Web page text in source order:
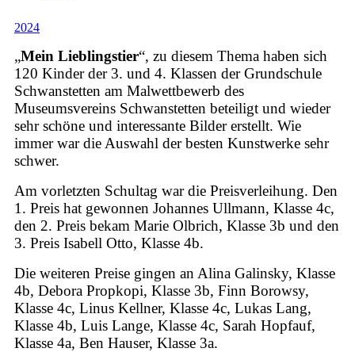
2024
„Mein Lieblingstier“, zu diesem Thema haben sich
120 Kinder der 3. und 4. Klassen der Grundschule
Schwanstetten am Malwettbewerb des
Museumsvereins Schwanstetten beteiligt und wieder
sehr schöne und interessante Bilder erstellt. Wie
immer war die Auswahl der besten Kunstwerke sehr
schwer.
Am vorletzten Schultag war die Preisverleihung. Den
1. Preis hat gewonnen Johannes Ullmann, Klasse 4c,
den 2. Preis bekam Marie Olbrich, Klasse 3b und den
3. Preis Isabell Otto, Klasse 4b.
Die weiteren Preise gingen an Alina Galinsky, Klasse
4b, Debora Propkopi, Klasse 3b, Finn Borowsy,
Klasse 4c, Linus Kellner, Klasse 4c, Lukas Lang,
Klasse 4b, Luis Lange, Klasse 4c, Sarah Hopfauf,
Klasse 4a, Ben Hauser, Klasse 3a.